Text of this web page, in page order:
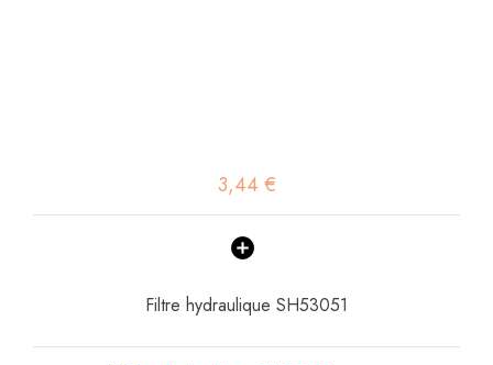
3,44 €
Filtre hydraulique SH53051